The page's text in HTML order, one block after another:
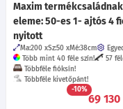
Maxim termékcsaládnak
eleme: 50-es 1- ajtós 4
nyitott
Ma:200 Sz:50 Mé:38cm
Több mint 40 féle szín!
57
Többféle fióksín!
Többféle kivetőpánt!
-10%
69 130